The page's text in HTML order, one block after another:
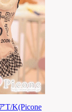
T/K(Picone